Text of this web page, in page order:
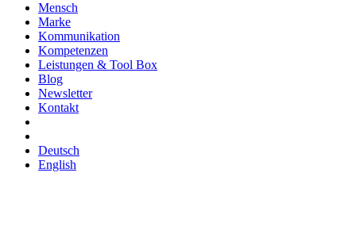
Mensch
Marke
Kommunikation
Kompetenzen
Leistungen & Tool Box
Blog
Newsletter
Kontakt
Deutsch
English